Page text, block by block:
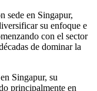
sede en Singapur,
su enfoque e
con el sector
de dominar la
Singapur, su
principalmente en